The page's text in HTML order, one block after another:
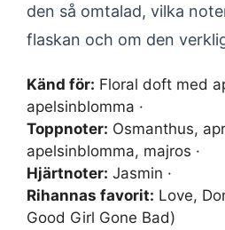
den så omtalad, vilka
flaskan och om den
Känd för: Floral doft med
apelsinblomma ·
Toppnoter: Osmanthus,
apelsinblomma, majros ·
Hjärtnoter: Jasmin ·
Rihannas favorit: Love,
Good Girl Gone Bad)